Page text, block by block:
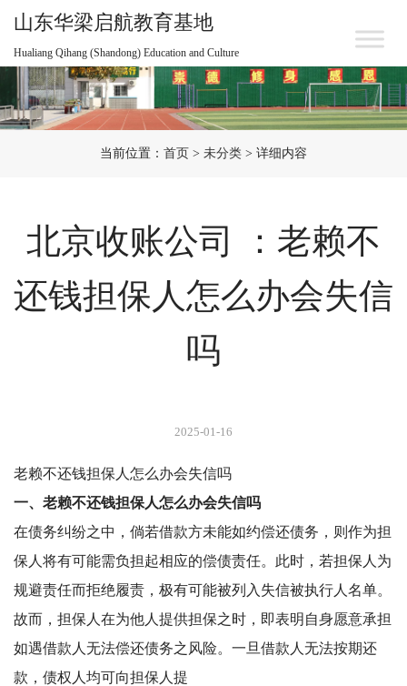
山东华梁启航教育基地
Hualiang Qihang (Shandong) Education and Culture
当前位置： 首页 > 未分类 > 详细内容
北京收账公司 ：老赖不
还钱担保人怎么办会失信
吗
2025-01-16
老赖不还钱担保人怎么办会失信吗
一、老赖不还钱担保人怎么办会失信吗
在债务纠纷之中，倘若借款方未能如约偿还债务，则作为担
保人将有可能需负担起相应的偿债责任。此时，若担保人为
规避责任而拒绝履责，极有可能被列入失信被执行人名单。
故而，担保人在为他人提供担保之时，即表明自身愿意承担
如遇借款人无法偿还债务之风险。一旦借款人无法按期还
款，债权人均可向担保人提